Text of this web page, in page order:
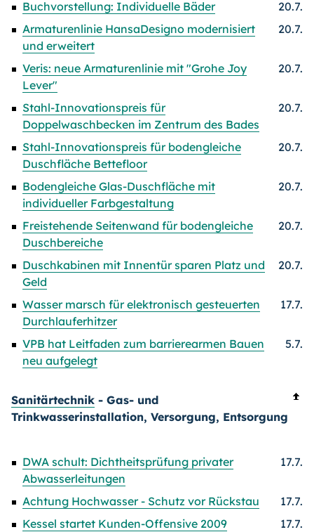
Buchvorstellung: Individuelle Bäder
20.7.
Armaturenlinie HansaDesigno modernisiert
und erweitert
20.7.
Veris: neue Armaturenlinie mit "Grohe Joy
Lever"
20.7.
Stahl-Innovationspreis für
Doppelwaschbecken im Zentrum des Bades
20.7.
Stahl-Innovationspreis für bodengleiche
Duschfläche Bettefloor
20.7.
Bodengleiche Glas-Duschfläche mit
individueller Farbgestaltung
20.7.
Freistehende Seitenwand für bodengleiche
Duschbereiche
20.7.
Duschkabinen mit Innentür sparen Platz und
Geld
20.7.
Wasser marsch für elektronisch gesteuerten
Durchlauferhitzer
17.7.
VPB hat Leitfaden zum barrierearmen Bauen
neu aufgelegt
5.7.
Sanitärtechnik - Gas- und
Trinkwasserinstallation, Versorgung, Entsorgung
DWA schult: Dichtheitsprüfung privater
Abwasserleitungen
17.7.
Achtung Hochwasser - Schutz vor Rückstau
17.7.
Kessel startet Kunden-Offensive 2009
17.7.